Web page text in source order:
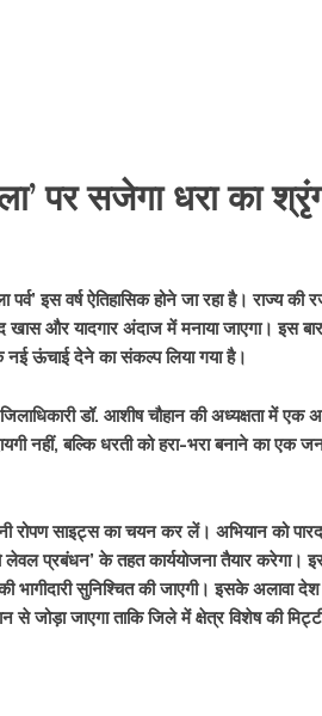
पर सजेगा धरा का
इस वर्ष ऐतिहासिक होने जा रहा है। राज्य
और यादगार अंदाज में मनाया जाएगा। इस
नई ऊंचाई देने का संकल्प लिया गया है।
डॉ. आशीष चौहान की अध्यक्षता में एक
नहीं, बल्कि धरती को हरा-भरा बनाने का एक
रोपण साइट्स का चयन कर लें। अभियान को
लेवल प्रबंधन’ के तहत कार्ययोजना तैयार
भागीदारी सुनिश्चित की जाएगी। इसके अलावा
जोड़ा जाएगा ताकि जिले में क्षेत्र विशेष की